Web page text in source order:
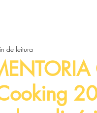
sociais
de leitura